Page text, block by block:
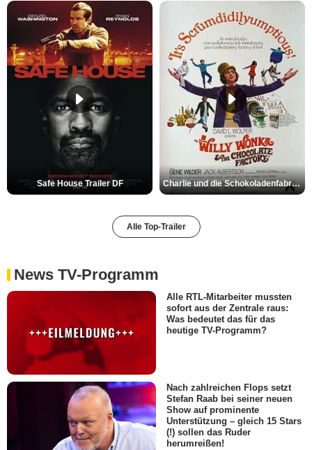
Safe House Trailer DF Charlie und die Schokoladenfabrik Trailer OV
Alle Top-Trailer
News TV-Programm
Alle RTL-Mitarbeiter mussten
sofort aus der Zentrale raus:
Was bedeutet das für das
heutige TV-Programm?
Nach zahlreichen Flops setzt
Stefan Raab bei seiner neuen
Show auf prominente
Unterstützung – gleich 15 Stars
(!) sollen das Ruder
herumreißen!